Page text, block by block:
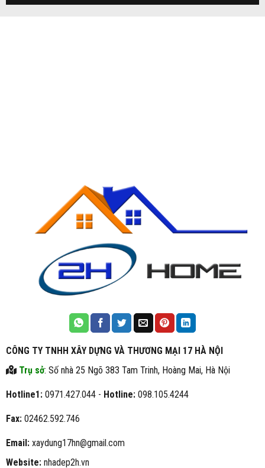
CÔNG TY TNHH XÂY DỰNG VÀ THƯƠNG MẠI 17 HÀ NỘI
Trụ sở: Số nhà 25 Ngõ 383 Tam Trinh, Hoàng Mai, Hà Nội
Hotline1:0971.427.044 - Hotline:098.105.4244
Fax:02462.592.746
Email:xaydung17hn@gmail.com
Website:nhadep2h.vn